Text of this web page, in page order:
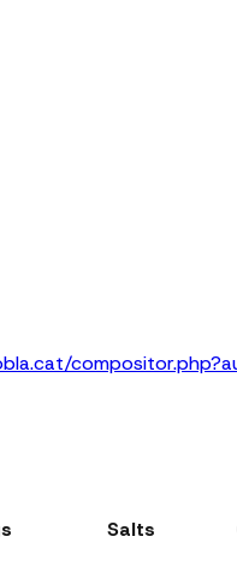
Salts